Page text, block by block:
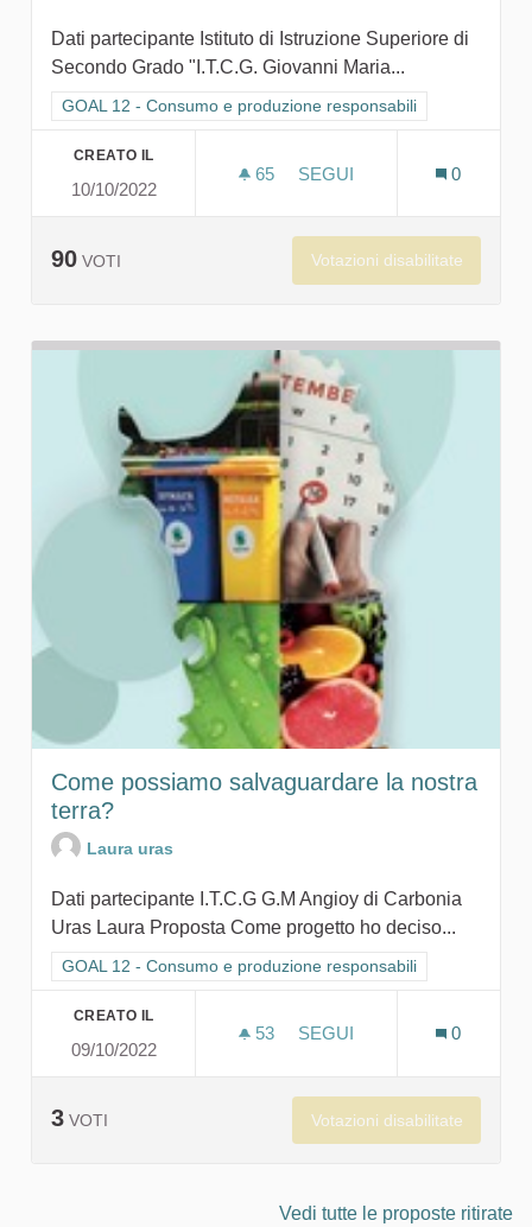
Dati partecipante Istituto di Istruzione Superiore di
Secondo Grado "I.T.C.G. Giovanni Maria...
Filtra i risultati per categoria: GOAL 12 - Consumo e
GOAL 12 - Consumo e produzione responsabili
CREATO IL
10/10/2022
65 65 SOSTENITORI
SEGUI
0
90 VOTI Votazioni disabilitate
Come possiamo salvaguardare la nostra
terra?
Laura uras
Dati partecipante I.T.C.G G.M Angioy di Carbonia
Uras Laura Proposta Come progetto ho deciso...
Filtra i risultati per categoria: GOAL 12 - Consumo e
GOAL 12 - Consumo e produzione responsabili
CREATO IL
09/10/2022
53 53 SOSTENITORI
SEGUI
0
3 VOTI Votazioni disabilitate
Vedi tutte le proposte ritirate